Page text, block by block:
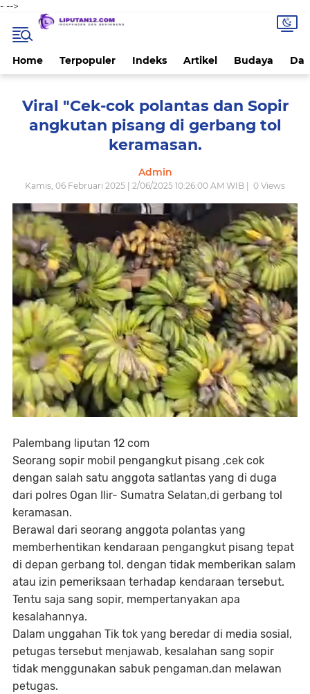
- -->
Home Terpopuler Indeks Artikel Budaya
Viral "Cek-cok polantas dan Sopir
angkutan pisang di gerbang tol
keramasan.
Admin
Kamis, 06 Februari 2025 | 2/06/2025 10:26:00 AM WIB | 0 Views
Palembang liputan 12 com
Seorang sopir mobil pengangkut pisang ,cek cok
dengan salah satu anggota satlantas yang di duga
dari polres Ogan Ilir- Sumatra Selatan,di gerbang tol
keramasan.
Berawal dari seorang anggota polantas yang
memberhentikan kendaraan pengangkut pisang tepat
di depan gerbang tol, dengan tidak memberikan salam
atau izin pemeriksaan terhadap kendaraan tersebut.
Tentu saja sang sopir, mempertanyakan apa
kesalahannya.
Dalam unggahan Tik tok yang beredar di media sosial,
petugas tersebut menjawab, kesalahan sang sopir
tidak menggunakan sabuk pengaman,dan melawan
petugas.